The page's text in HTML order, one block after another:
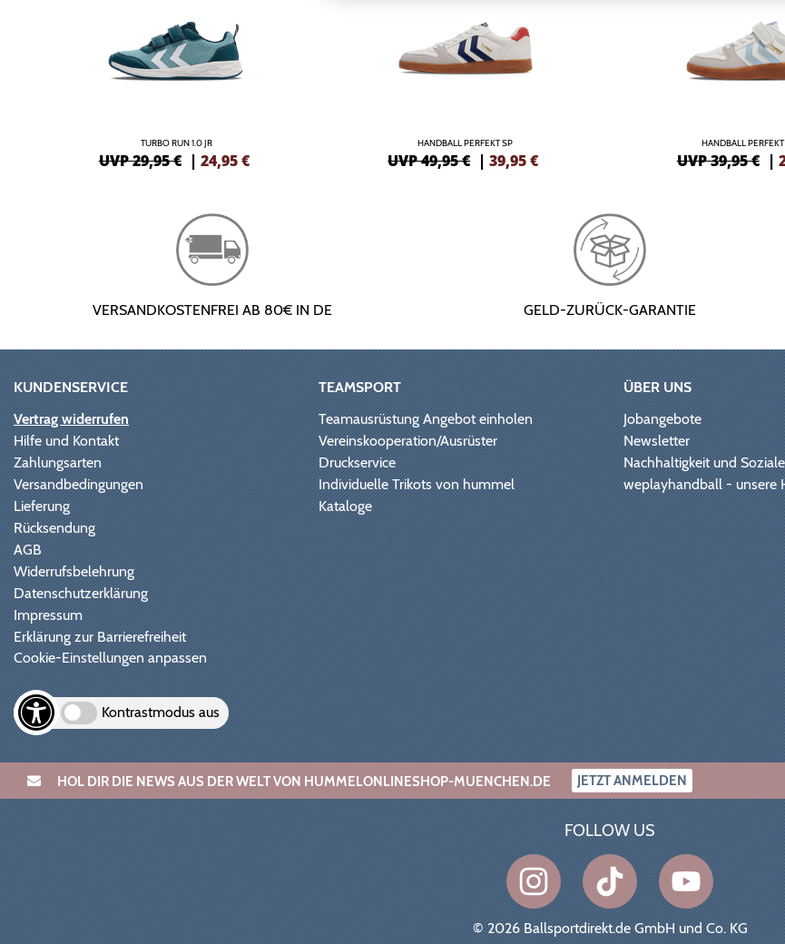
TURBO RUN 1.0 JR
UVP 29,95 € | 24,95€
HANDBALL PERFEKT SP
UVP 49,95 € |39,95€
HANDBALL PERFEKT
UVP 39,95 € |
VERSANDKOSTENFREI AB 80€ IN DE GELD-ZURÜCK-GARANTIE
KUNDENSERVICE
Vertrag widerrufen
Hilfe und Kontakt
Zahlungsarten
Versandbedingungen
Lieferung
Rücksendung
AGB
Widerrufsbelehrung
Datenschutzerklärung
Impressum
Erklärung zur Barrierefreiheit
Cookie-Einstellungen anpassen
Kontrastmodus aus
TEAMSPORT
Teamausrüstung Angebot einholen
Vereinskooperation/Ausrüster
Druckservice
Individuelle Trikots von hummel
Kataloge
ÜBER UNS
Jobangebote
Newsletter
Nachhaltigkeit und
weplayhandball - unsere
HOL DIR DIE NEWS AUS DER WELT VON HUMMELONLINESHOP-MUENCHEN.DE JETZT ANMELDEN
FOLLOW US
© 2026 Ballsportdirekt.de GmbH und Co. KG